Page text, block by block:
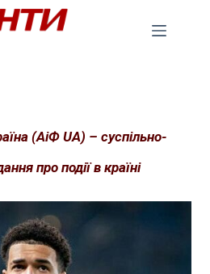
(АіФ UA) – суспільно-
про події в країні